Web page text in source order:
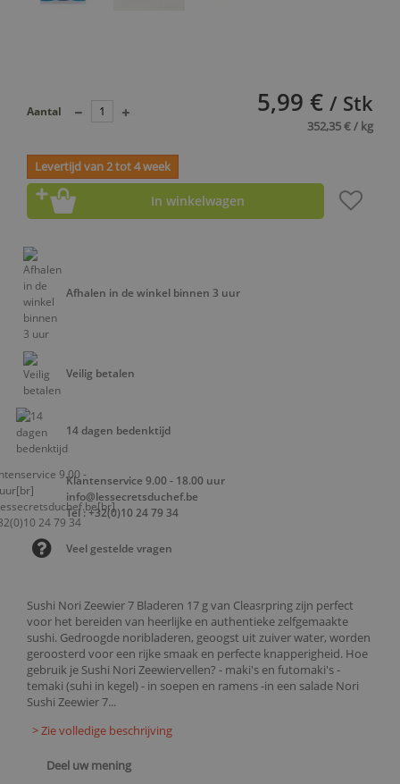
Sushi Nori Zeewier 7 Bladeren 17 g van Cleasrpring zijn perfect
voor het bereiden van heerlijke en authentieke zelfgemaakte
sushi. Gedroogde noribladeren, geoogst uit zuiver water, worden
geroosterd voor een rijke smaak en perfecte knapperigheid. Hoe
gebruik je Sushi Nori Zeewiervellen? - maki's en futomaki's -
temaki (suhi in kegel) - in soepen en ramens -in een salade Nori
Sushi Zeewier 7...
> Zie volledige beschrijving
Deel uw mening
5,99 € / Stk
352,35 € / kg
Aantal
Levertijd van 2 tot 4 week
In winkelwagen
Afhalen in de winkel binnen 3 uur
Veilig betalen
14 dagen bedenktijd
Klantenservice 9.00 - 18.00 uur
info@lessecretsduchef.be
Tel : +32(0)10 24 79 34
Veel gestelde vragen